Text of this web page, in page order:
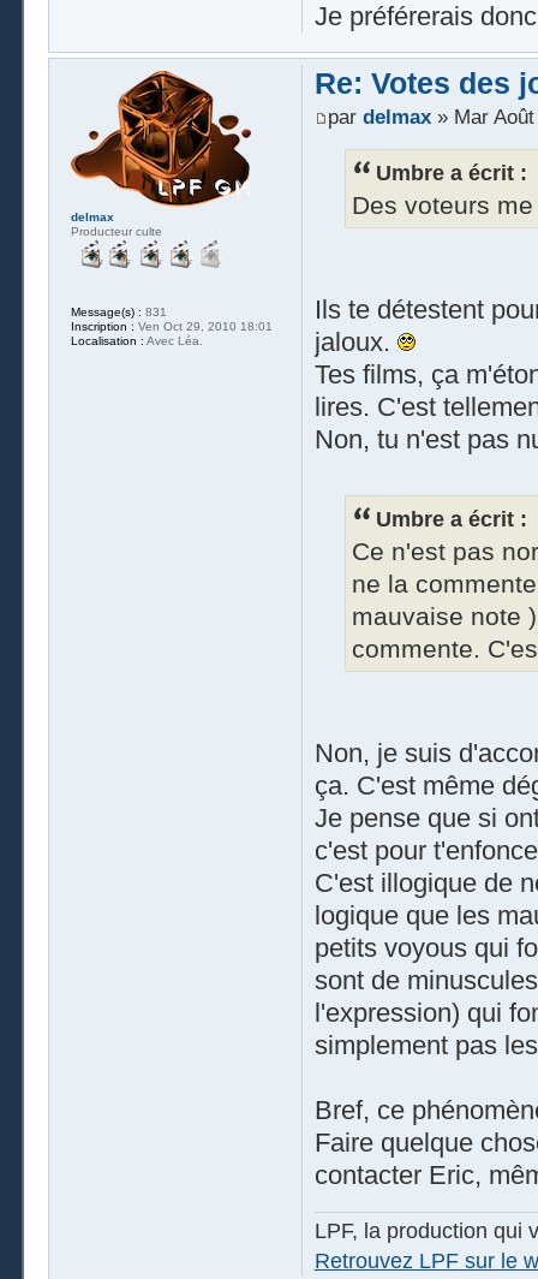
Je préférerais
Re: Votes des
par delmax» Mar Août
Umbre a écrit :
Des voteurs
Ils te détestent
jaloux.
Tes films, ça
lires. C'est
Non, tu n'est pas
Umbre a écrit :
Ce n'est pas
ne la
mauvaise note
commente.
Non, je suis
ça. C'est même
Je pense que si
c'est pour
C'est illogique de
logique que les
petits voyous qui
sont de
l'expression) qui
simplement pas
Bref, ce
Faire quelque
contacter Eric,
LPF, la production qui
Retrouvez LPF sur le
delmax
Producteur culte
Message(s) : 831
Inscription : Ven Oct 29, 2010 18:01
Localisation : Avec Léa.